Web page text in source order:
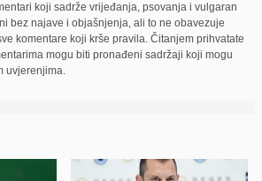
koji sadrže vrijeđanja, psovanja i vulgaran
bez najave i objašnjenja, ali to ne obavezuje
komentare koji krše pravila. Čitanjem prihvatate
mogu biti pronađeni sadržaji koji mogu
uvjerenjima.